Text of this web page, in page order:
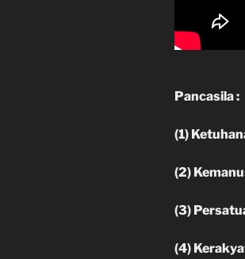
Pancasila :
(1)
(2)
(3)
(4)